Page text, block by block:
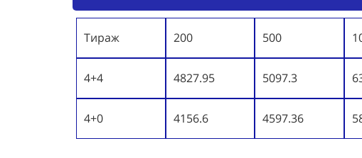
Тираж 200 500
4+4 4827.95 5097.3
4+0 4156.6 4597.36